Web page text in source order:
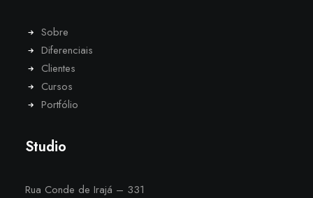
Sobre
Diferenciais
Clientes
Cursos
Portfólio
Studio
Rua Conde de Irajá – 331